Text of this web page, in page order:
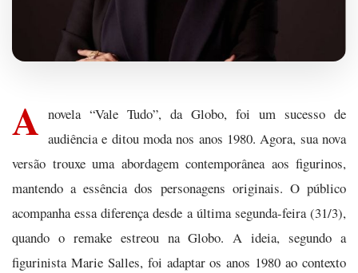
A novela “Vale Tudo”, da Globo, foi um sucesso de
audiência e ditou moda nos anos 1980. Agora, sua nova
versão trouxe uma abordagem contemporânea aos figurinos,
mantendo a essência dos personagens originais. O público
acompanha essa diferença desde a última segunda-feira (31/3),
quando o remake estreou na Globo. A ideia, segundo a
figurinista Marie Salles, foi adaptar os anos 1980 ao contexto